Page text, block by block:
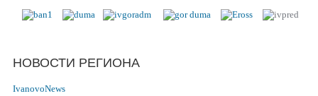
НОВОСТИ РЕГИОНА
IvanovoNews